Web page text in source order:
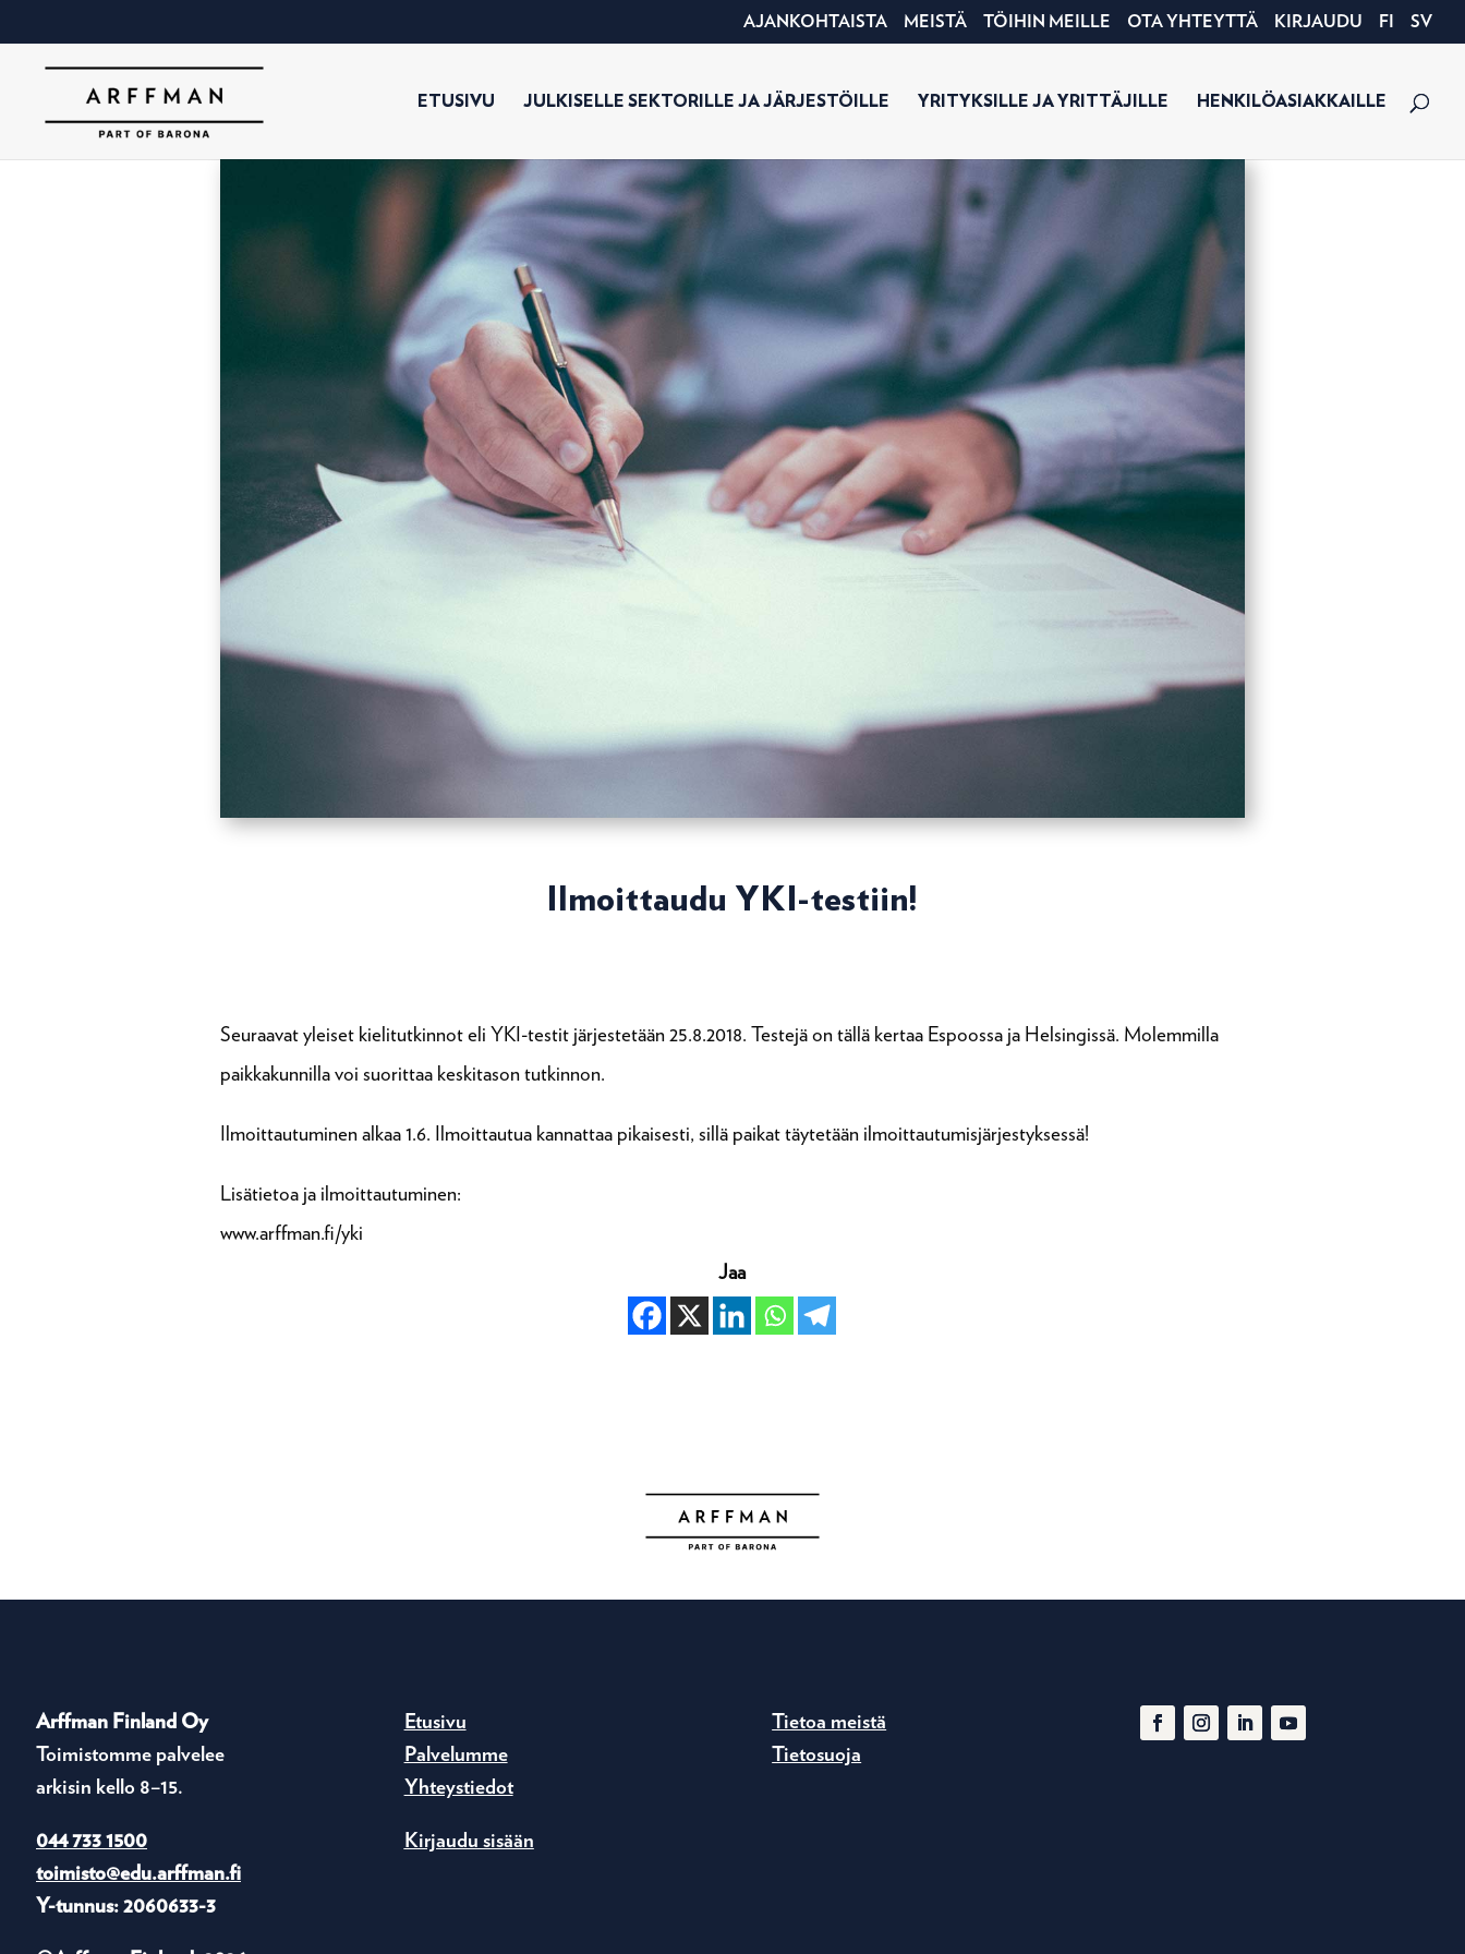
AJANKOHTAISTA MEISTÄ TÖIHIN MEILLE OTA YHTEYTTÄ KIRJAUDU FI SV
ETUSIVU JULKISELLE SEKTORILLE JA JÄRJESTÖILLE YRITYKSILLE JA YRITTÄJILLE HENKILÖASIAKKAILLE
Ilmoittaudu YKI-testiin!
Seuraavat yleiset kielitutkinnot eli YKI-testit järjestetään 25.8.2018. Testejä on tällä kertaa Espoossa ja Helsingissä. Molemmilla
paikkakunnilla voi suorittaa keskitason tutkinnon.
Ilmoittautuminen alkaa 1.6. Ilmoittautua kannattaa pikaisesti, sillä paikat täytetään ilmoittautumisjärjestyksessä!
Lisätietoa ja ilmoittautuminen:
www.arffman.fi/yki
Jaa
Arffman Finland Oy
Toimistomme palvelee
arkisin kello 8–15.
044 733 1500
toimisto@edu.arffman.fi
Y-tunnus: 2060633-3
Etusivu
Palvelumme
Yhteystiedot
Kirjaudu sisään
Tietoa meistä
Tietosuoja